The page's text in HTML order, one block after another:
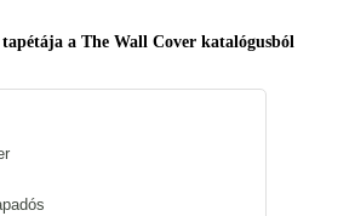
a The Wall Cover katalógusból